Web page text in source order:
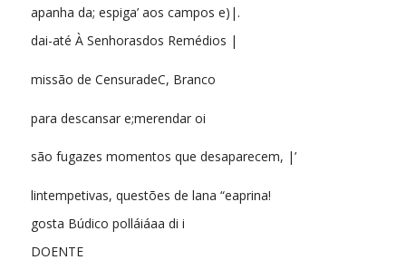
apanha da; espiga’ aos campos e)|.
dai-até À Senhorasdos Remédios |
missão de CensuradeC, Branco
para descansar e;merendar oi
são fugazes momentos que desaparecem, |’
lintempetivas, questões de lana “eaprina!
gosta Búdico polláiáaa di i
DOENTE